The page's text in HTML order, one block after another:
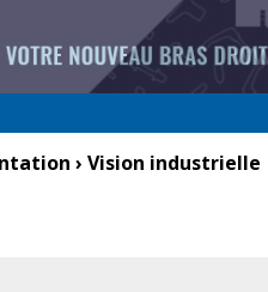
› Vision industrielle